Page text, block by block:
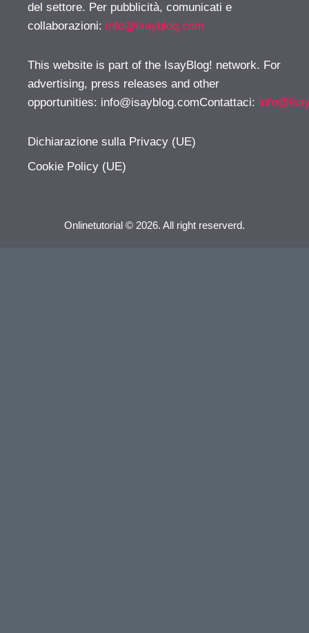
del settore. Per pubblicità, comunicati e
collaborazioni: info@isayblog.com
This website is part of the IsayBlog! network. For
advertising, press releases and other
opportunities: info@isayblog.comContattaci:
Dichiarazione sulla Privacy (UE)
Cookie Policy (UE)
Onlinetutorial © 2026. All right reserverd.